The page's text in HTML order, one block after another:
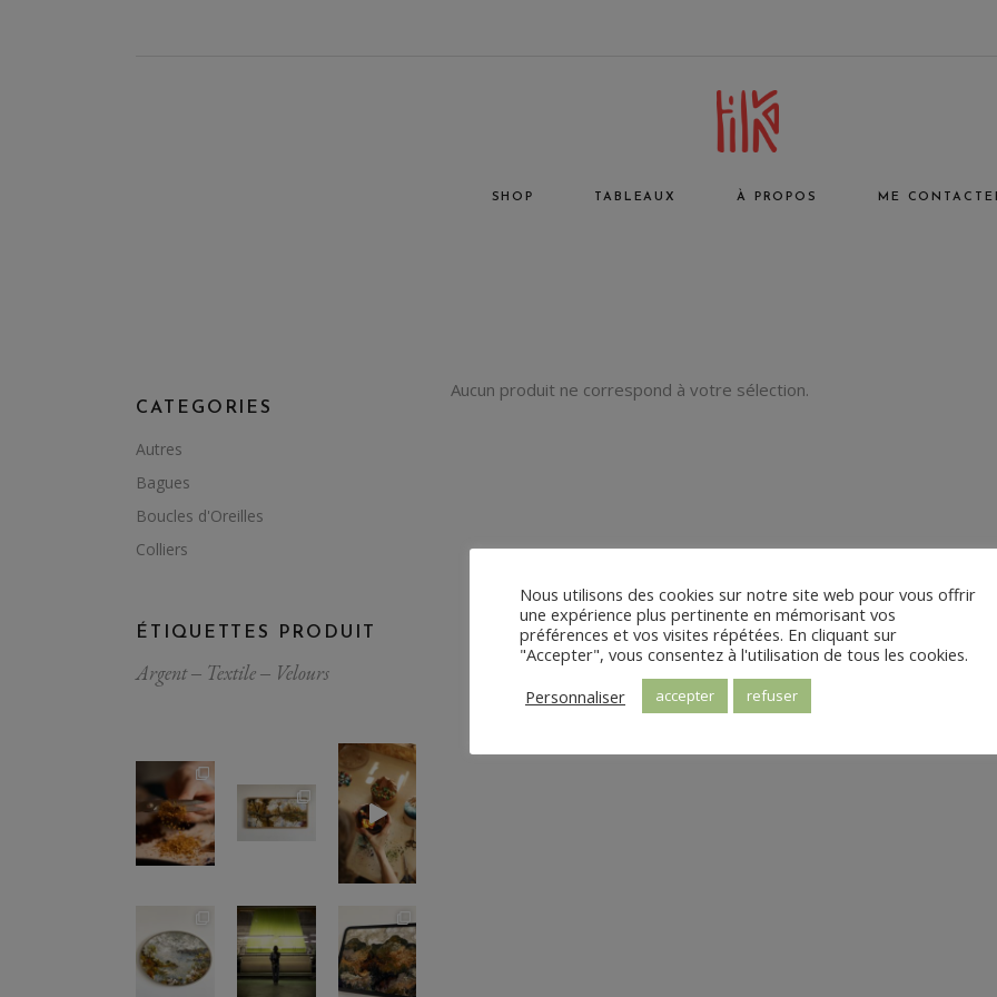
SHOP TABLEAUX À PROPOS ME
Aucun produit ne correspond à votre sélection.
CATEGORIES
Autres
Bagues
Boucles d'Oreilles
Colliers
ÉTIQUETTES PRODUIT
Argent Textile Velours
Nous utilisons des cookies sur notre site web pour vous offrir
une expérience plus pertinente en mémorisant vos
préférences et vos visites répétées. En cliquant sur
"Accepter", vous consentez à l'utilisation de tous les cookies.
Personnaliser
accepter refuser